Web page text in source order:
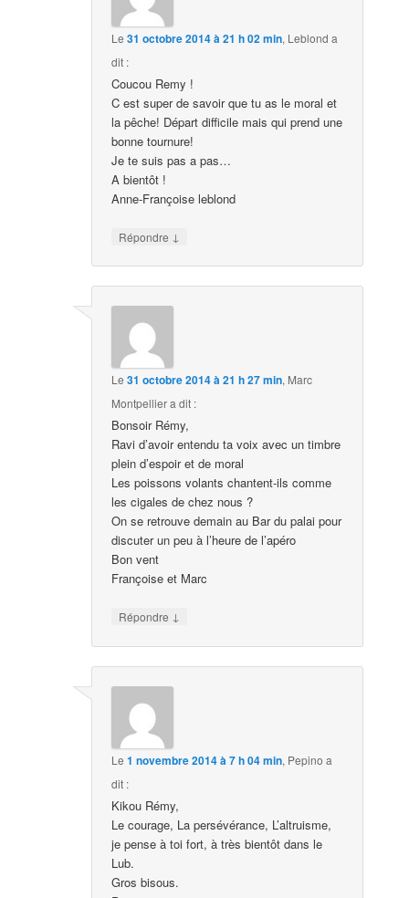
Le31 octobre 2014 à 21 h 02 min, Leblond a
dit :
Coucou Remy !
C est super de savoir que tu as le moral et
la pêche! Départ difficile mais qui prend une
bonne tournure!
Je te suis pas a pas…
A bientôt !
Anne-Françoise leblond
Répondre ↓
Le31 octobre 2014 à 21 h 27 min, Marc
Montpelliera dit :
Bonsoir Rémy,
Ravi d’avoir entendu ta voix avec un timbre
plein d’espoir et de moral
Les poissons volants chantent-ils comme
les cigales de chez nous ?
On se retrouve demain au Bar du palai pour
discuter un peu à l’heure de l’apéro
Bon vent
Françoise et Marc
Répondre ↓
Le1 novembre 2014 à 7 h 04 min, Pepino a
dit :
Kikou Rémy,
Le courage, La persévérance, L’altruisme,
je pense à toi fort, à très bientôt dans le
Lub.
Gros bisous.